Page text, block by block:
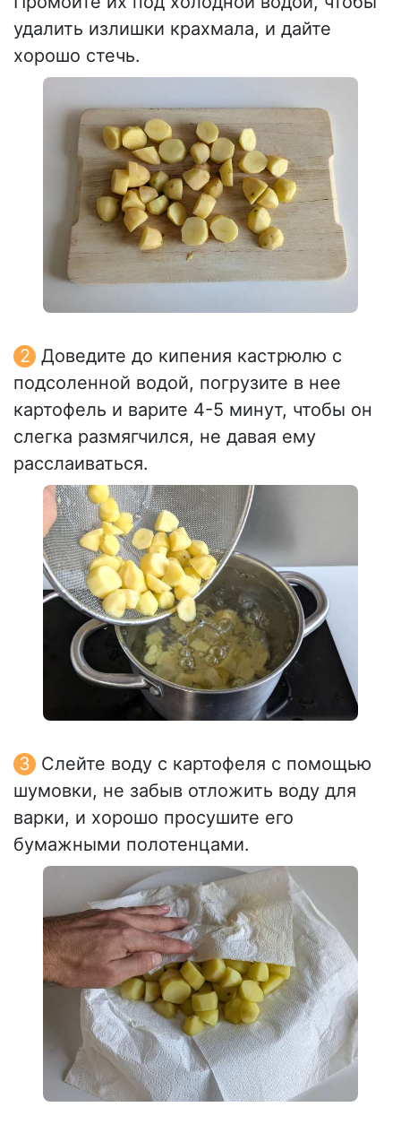
удалить излишки крахмала, и дайте
хорошо стечь.
Доведите до кипения кастрюлю с
подсоленной водой, погрузите в нее
картофель и варите 4-5 минут, чтобы он
слегка размягчился, не давая ему
расслаиваться.
Слейте воду с картофеля с помощью
шумовки, не забыв отложить воду для
варки, и хорошо просушите его
бумажными полотенцами.